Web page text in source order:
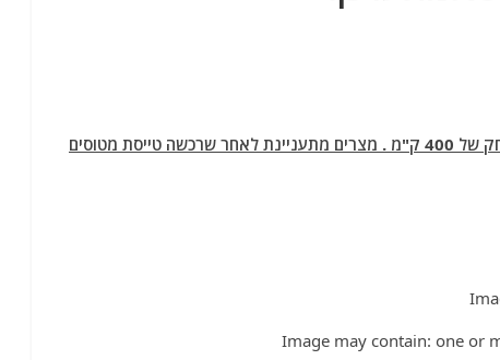
*- מטוסי קרב צרפתיים מדגם רפאל נושאי טילי שיוט למרחק של 400 ק"מ . מצרים מתעניינת לאחר שרכשה טייסת מטוסים